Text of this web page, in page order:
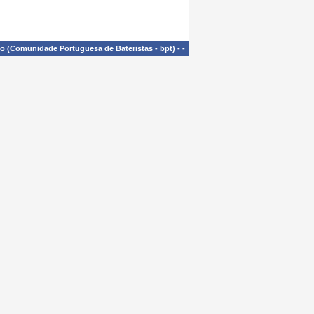
(Comunidade Portuguesa de Bateristas - bpt) - -